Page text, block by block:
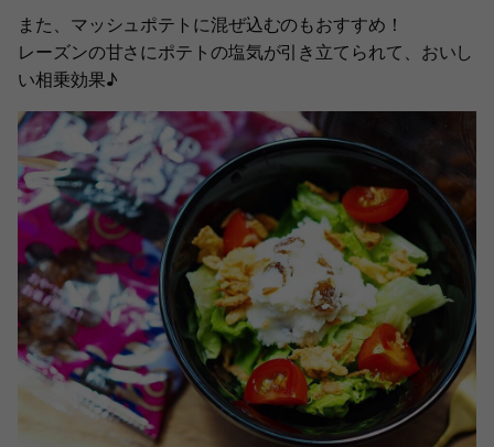
また、マッシュポテトに混ぜ込むのもおすすめ！
レーズンの甘さにポテトの塩気が引き立てられて、おいし
い相乗効果♪